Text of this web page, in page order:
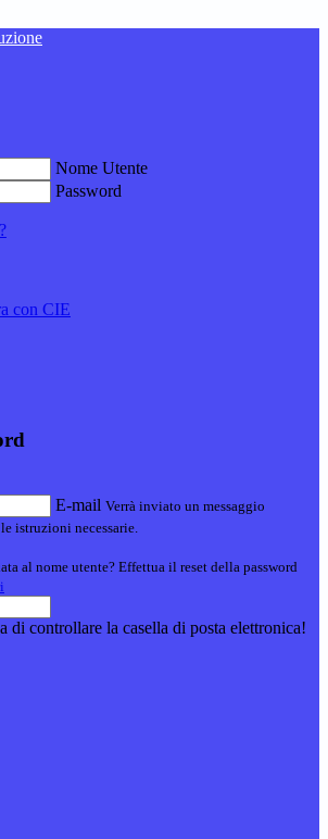
Nome Utente
Password
con CIE
E-mail Verrà inviato un messaggio
istruzioni necessarie.
al nome utente? Effettua il reset della password
di controllare la casella di posta elettronica!